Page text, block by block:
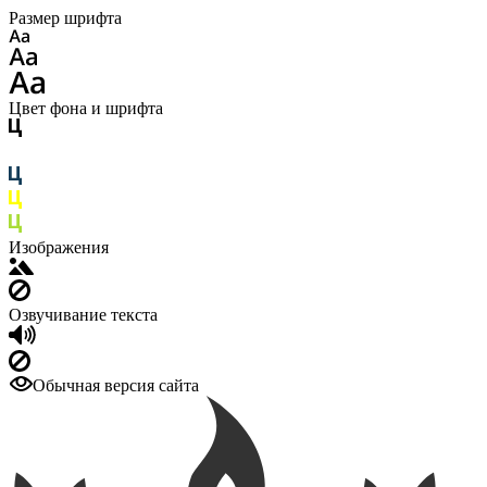
Размер шрифта
Цвет фона и шрифта
Изображения
Озвучивание текста
Обычная версия сайта